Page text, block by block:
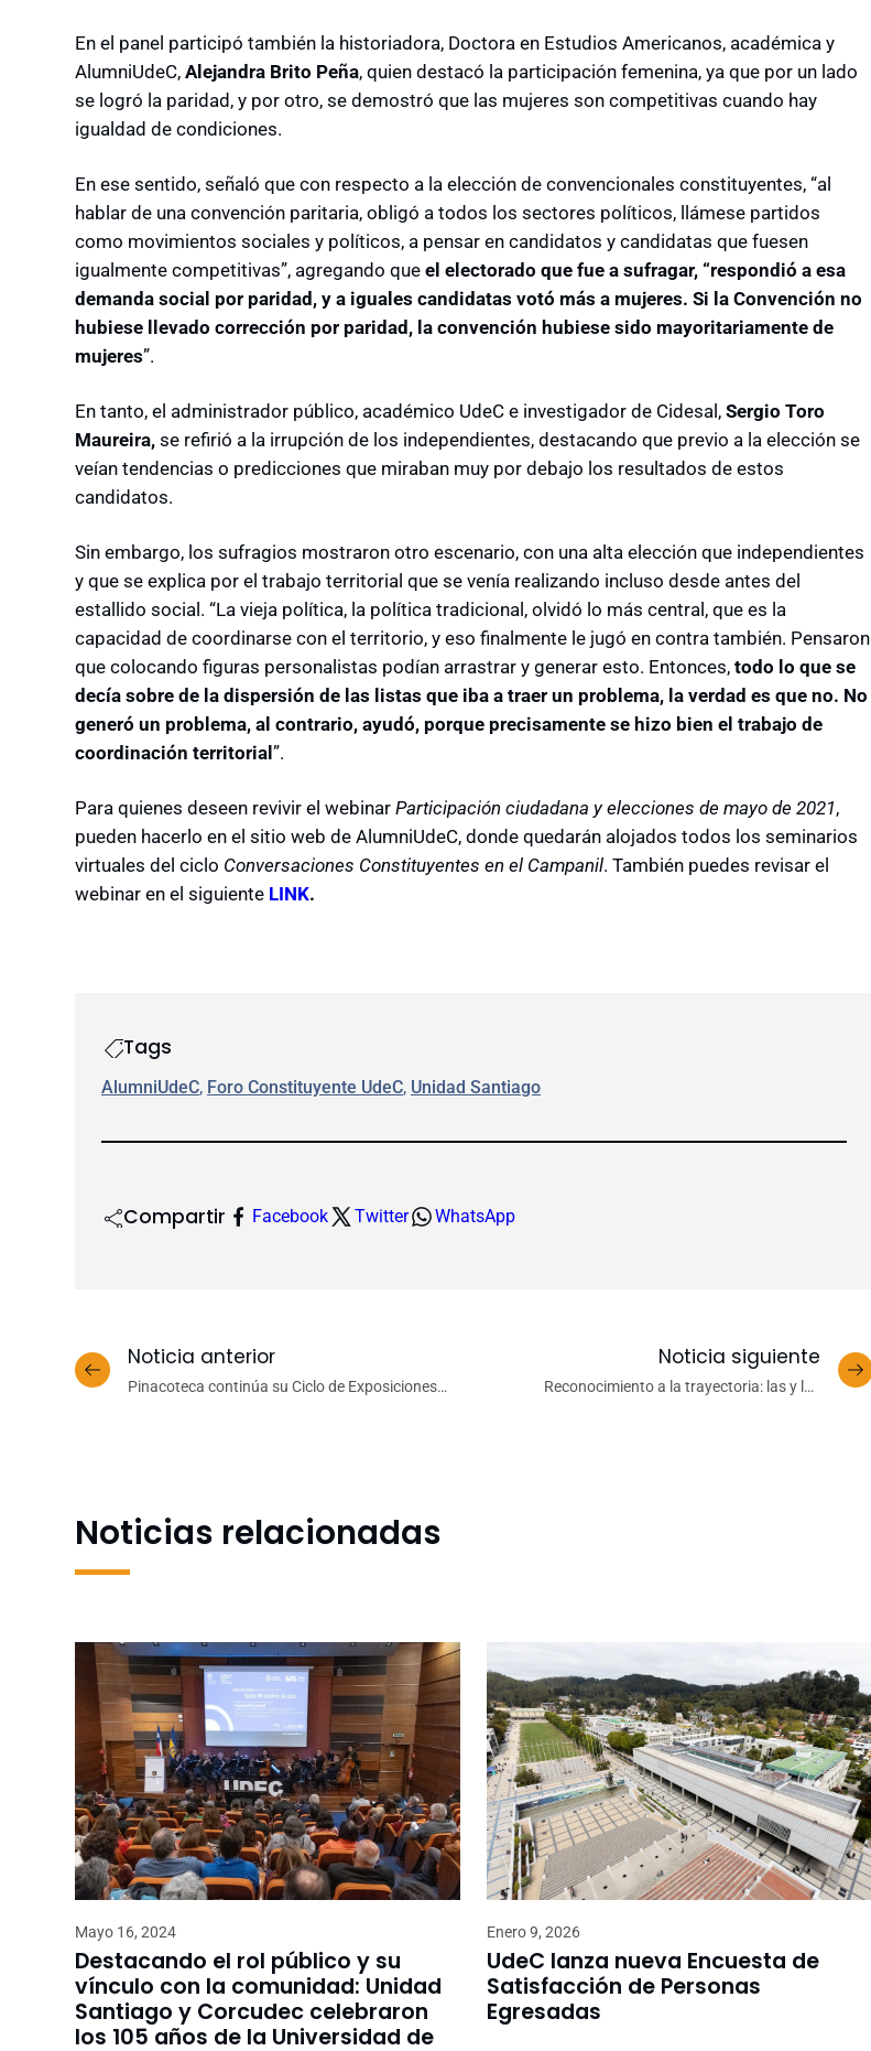
En el panel participó también la historiadora, Doctora en Estudios Americanos, académica y
AlumniUdeC, Alejandra Brito Peña, quien destacó la participación femenina, ya que por un lado
se logró la paridad, y por otro, se demostró que las mujeres son competitivas cuando hay
igualdad de condiciones.
En ese sentido, señaló que con respecto a la elección de convencionales constituyentes, “al
hablar de una convención paritaria, obligó a todos los sectores políticos, llámese partidos
como movimientos sociales y políticos, a pensar en candidatos y candidatas que fuesen
igualmente competitivas”, agregando que el electorado que fue a sufragar, “respondió a esa
demanda social por paridad, y a iguales candidatas votó más a mujeres. Si la Convención no
hubiese llevado corrección por paridad, la convención hubiese sido mayoritariamente de
mujeres”.
En tanto, el administrador público, académico UdeC e investigador de Cidesal, Sergio Toro
Maureira, se refirió a la irrupción de los independientes, destacando que previo a la elección se
veían tendencias o predicciones que miraban muy por debajo los resultados de estos
candidatos.
Sin embargo, los sufragios mostraron otro escenario, con una alta elección que independientes
y que se explica por el trabajo territorial que se venía realizando incluso desde antes del
estallido social. “La vieja política, la política tradicional, olvidó lo más central, que es la
capacidad de coordinarse con el territorio, y eso finalmente le jugó en contra también. Pensaron
que colocando figuras personalistas podían arrastrar y generar esto. Entonces, todo lo que se
decía sobre de la dispersión de las listas que iba a traer un problema, la verdad es que no. No
generó un problema, al contrario, ayudó, porque precisamente se hizo bien el trabajo de
coordinación territorial”.
Para quienes deseen revivir el webinar Participación ciudadana y elecciones de mayo de 2021,
pueden hacerlo en el sitio web de AlumniUdeC, donde quedarán alojados todos los seminarios
virtuales del ciclo Conversaciones Constituyentes en el Campanil. También puedes revisar el
webinar en el siguiente LINK.
Tags
AlumniUdeC, Foro Constituyente UdeC, Unidad Santiago
Compartir Facebook Twitter WhatsApp
Noticia anterior
Pinacoteca continúa su Ciclo de Exposiciones
Noticia siguiente
Reconocimiento a la trayectoria: las y los
Noticias relacionadas
Mayo 16, 2024
Destacando el rol público y su
vínculo con la comunidad: Unidad
Santiago y Corcudec celebraron
los 105 años de la Universidad de
Enero 9, 2026
UdeC lanza nueva Encuesta de
Satisfacción de Personas
Egresadas